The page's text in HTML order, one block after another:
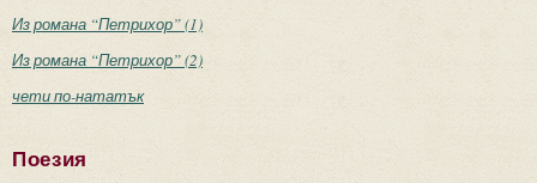
Из романа “Петрихор” (1)
Из романа “Петрихор” (2)
чети по-нататък
Поезия